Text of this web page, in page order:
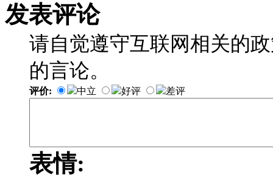
发表评论
请自觉遵守互联网相关的
的言论。
评价: 中立 好评 差评
表情: